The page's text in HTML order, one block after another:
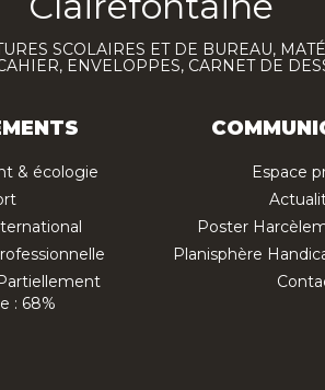
SCOLAIRES ET DE BUREAU,
ENVELOPPES, CARNET DE
& écologie
: 68%
Espace
Poster
Planisphère